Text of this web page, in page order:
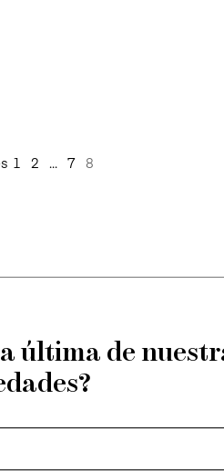
1 2 ... 7 8
última de